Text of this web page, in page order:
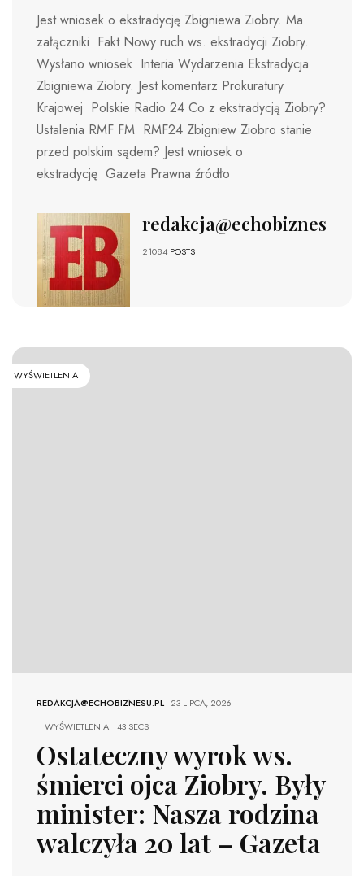
Jest wniosek o ekstradycję Zbigniewa Ziobry. Ma
załączniki Fakt Nowy ruch ws. ekstradycji Ziobry.
Wysłano wniosek Interia Wydarzenia Ekstradycja
Zbigniewa Ziobry. Jest komentarz Prokuratury
Krajowej Polskie Radio 24 Co z ekstradycją Ziobry?
Ustalenia RMF FM RMF24 Zbigniew Ziobro stanie
przed polskim sądem? Jest wniosek o
ekstradycję Gazeta Prawna źródło
redakcja@echobiznesu.pl
21084 POSTS
WYŚWIETLENIA
REDAKCJA@ECHOBIZNESU.PL-23 LIPCA, 2026
WYŚWIETLENIA
43 SECS
Ostateczny wyrok ws.
śmierci ojca Ziobry. Były
minister: Nasza rodzina
walczyła 20 lat – Gazeta